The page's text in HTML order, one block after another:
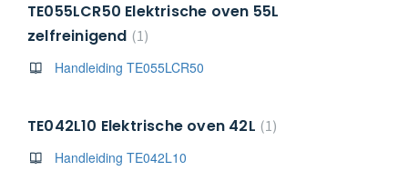
TE055LCR50 Elektrische oven 55L
zelfreinigend 1
Handleiding TE055LCR50
TE042L10 Elektrische oven 42L 1
Handleiding TE042L10